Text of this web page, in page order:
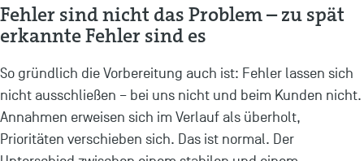
Fehler sind nicht das Problem – zu spät
erkannte Fehler sind es
So gründlich die Vorbereitung auch ist: Fehler lassen sich
nicht ausschließen – bei uns nicht und beim Kunden nicht.
Annahmen erweisen sich im Verlauf als überholt,
Prioritäten verschieben sich. Das ist normal. Der